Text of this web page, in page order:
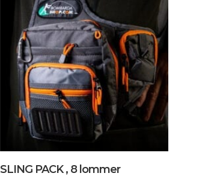
Tilføj Til Kurv
SLING PACK , 8 lommer